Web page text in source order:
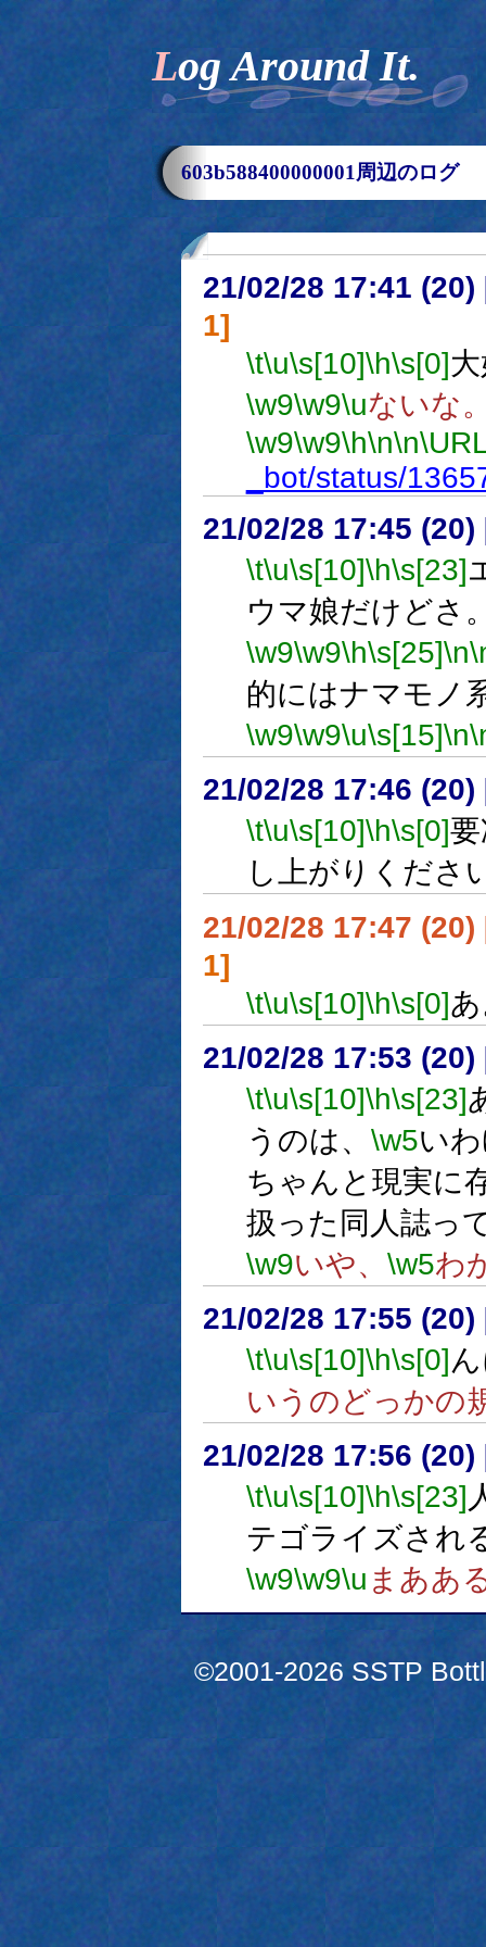
Log Around It.
603b588400000001周辺のログ
21/02/28 17:41 (20)
1]
\t\u\s[10]\h\s[0]
\w9\w9\uないな
\w9\w9\h\n\n
_bot/status/
21/02/28 17:45 (20)
\t\u\s[10]\h\s[23]
ウマ娘だけどさ
\w9\w9\h\s[25]\n
的にはナマモノ
\w9\w9\u\s[15]\n
21/02/28 17:46 (20)
\t\u\s[10]\h\s[0]
し上がりくださ
21/02/28 17:47 (20)
1]
\t\u\s[10]\h\s[0]
21/02/28 17:53 (20)
\t\u\s[10]\h\s[23]
うのは、 \w5い
ちゃんと現実に
扱った同人誌っ
\w9いや、 \w5わ
21/02/28 17:55 (20)
\t\u\s[10]\h\s[0]
いうのどっかの
21/02/28 17:56 (20)
\t\u\s[10]\h\s[23]
テゴライズされ
\w9\w9\u まああ
©2001-2026 SSTP